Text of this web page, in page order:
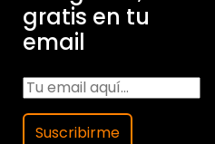
gratis en tu
email
Suscribirme